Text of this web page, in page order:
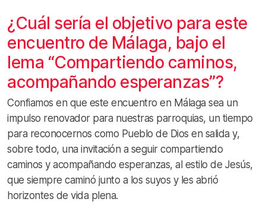
¿Cuál sería el objetivo para este
encuentro de Málaga, bajo el
lema “Compartiendo caminos,
acompañando esperanzas”?
Confiamos en que este encuentro en Málaga sea un
impulso renovador para nuestras parroquias, un tiempo
para reconocernos como Pueblo de Dios en salida y,
sobre todo, una invitación a seguir compartiendo
caminos y acompañando esperanzas, al estilo de Jesús,
que siempre caminó junto a los suyos y les abrió
horizontes de vida plena.